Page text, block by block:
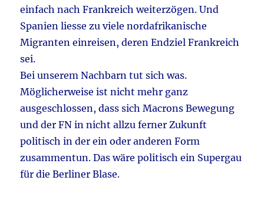
einfach nach Frankreich weiterzögen. Und
Spanien liesse zu viele nordafrikanische
Migranten einreisen, deren Endziel Frankreich
sei.
Bei unserem Nachbarn tut sich was.
Möglicherweise ist nicht mehr ganz
ausgeschlossen, dass sich Macrons Bewegung
und der FN in nicht allzu ferner Zukunft
politisch in der ein oder anderen Form
zusammentun. Das wäre politisch ein Supergau
für die Berliner Blase.